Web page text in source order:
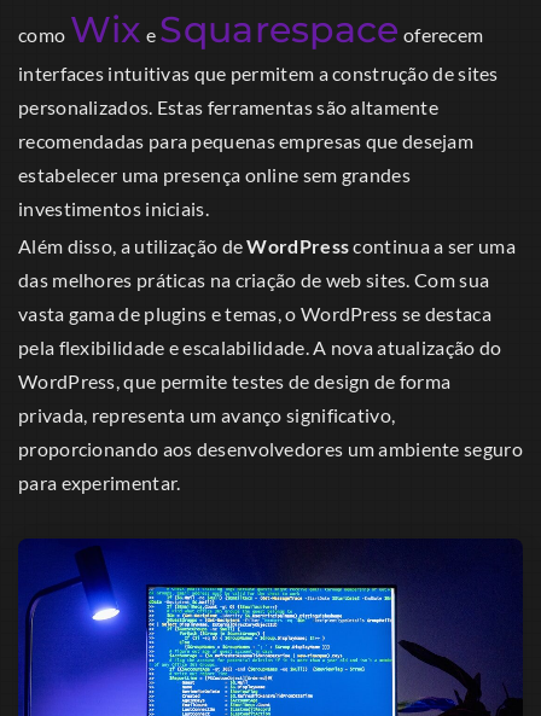
como Wix e Squarespace oferecem
interfaces intuitivas que permitem a construção de sites
personalizados. Estas ferramentas são altamente
recomendadas para pequenas empresas que desejam
estabelecer uma presença online sem grandes
investimentos iniciais.
Além disso, a utilização deWordPresscontinua a ser uma
das melhores práticas na criação de web sites. Com sua
vasta gama de plugins e temas, o WordPress se destaca
pela flexibilidade e escalabilidade. A nova atualização do
WordPress, que permite testes de design de forma
privada, representa um avanço significativo,
proporcionando aos desenvolvedores um ambiente seguro
para experimentar.